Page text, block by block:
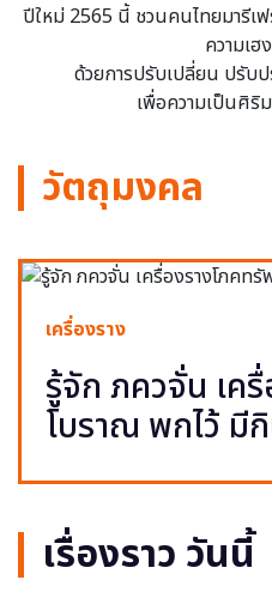
ปีใหม่ 2565 นี้ ชวนคนไทยมารีเ
ความเฮ
ด้วยการปรับเปลี่ยน ปรับ
เพื่อความเป็นศิริ
วัตถุมงคล
เครื่องราง
รู้จัก ภควจั่น เค
โบราณ พกไว้ มี
เรื่องราว วันนี้